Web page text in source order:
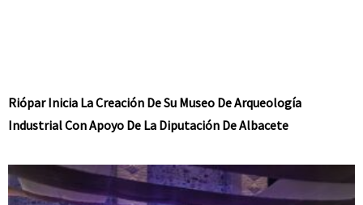
Riópar Inicia La Creación De Su Museo De Arqueología
Industrial Con Apoyo De La Diputación De Albacete